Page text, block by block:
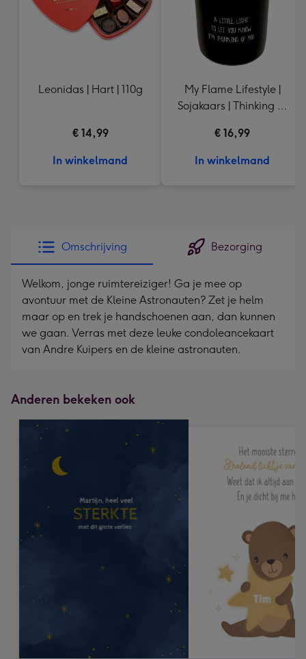
Leonidas | Hart | 110g
€ 14,99
In winkelmand
My Flame Lifestyle |
Sojakaars | Thinking of
€ 16,99
In winkelmand
Omschrijving Bezorging
Welkom, jonge ruimtereiziger! Ga je mee op
avontuur met de Kleine Astronauten? Zet je helm
maar op en trek je handschoenen aan, dan kunnen
we gaan. Verras met deze leuke condoleancekaart
van Andre Kuipers en de kleine astronauten.
Anderen bekeken ook